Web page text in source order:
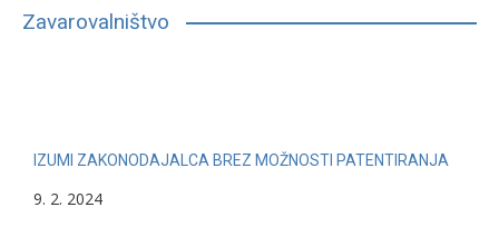
Zavarovalništvo
IZUMI ZAKONODAJALCA BREZ MOŽNOSTI PATENTIRANJA
9. 2. 2024